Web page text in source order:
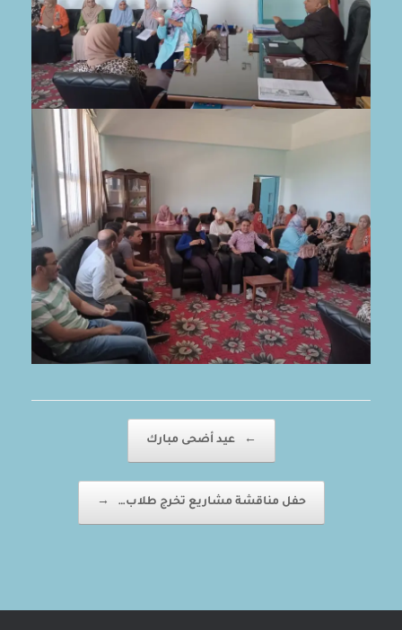
← عيد أضحى مبارك
حفل مناقشة مشاريع تخرج طلاب… →